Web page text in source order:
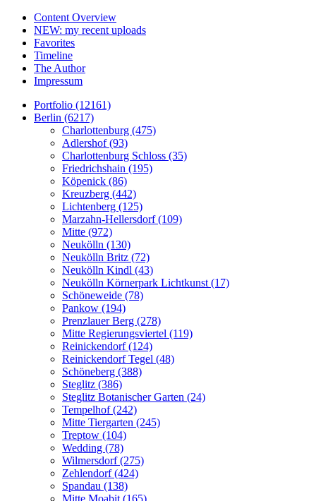
Content Overview
NEW: my recent uploads
Favorites
Timeline
The Author
Impressum
Portfolio (12161)
Berlin (6217)
Charlottenburg (475)
Adlershof (93)
Charlottenburg Schloss (35)
Friedrichshain (195)
Köpenick (86)
Kreuzberg (442)
Lichtenberg (125)
Marzahn-Hellersdorf (109)
Mitte (972)
Neukölln (130)
Neukölln Britz (72)
Neukölln Kindl (43)
Neukölln Körnerpark Lichtkunst (17)
Schöneweide (78)
Pankow (194)
Prenzlauer Berg (278)
Mitte Regierungsviertel (119)
Reinickendorf (124)
Reinickendorf Tegel (48)
Schöneberg (388)
Steglitz (386)
Steglitz Botanischer Garten (24)
Tempelhof (242)
Mitte Tiergarten (245)
Treptow (104)
Wedding (78)
Wilmersdorf (275)
Zehlendorf (424)
Spandau (138)
Mitte Moabit (165)